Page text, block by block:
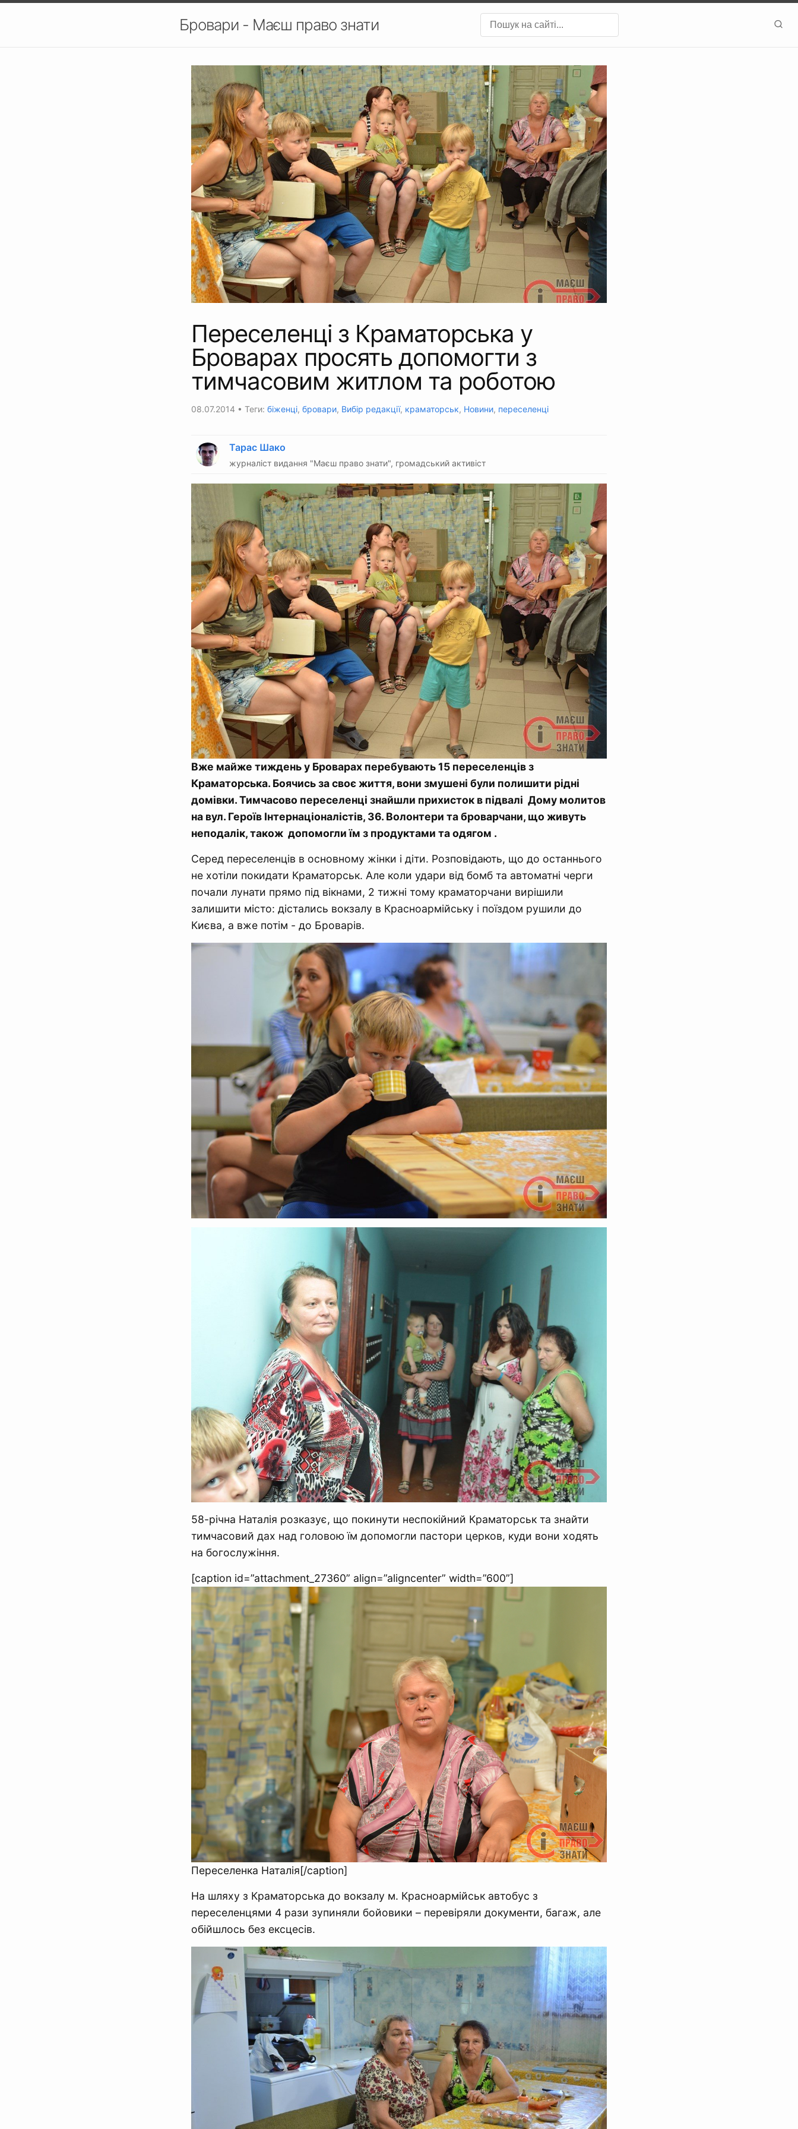
Бровари - Маєш право знати
Переселенці з Краматорська у
Броварах просять допомогти з
тимчасовим житлом та роботою
08.07.2014 • Теги: біженці, бровари, Вибір редакції, краматорськ, Новини, переселенці
Тарас Шако
журналіст видання "Маєш право знати", громадський активіст
Вже майже тиждень у Броварах перебувають 15 переселенців з
Краматорська. Боячись за своє життя, вони змушені були полишити рідні
домівки. Тимчасово переселенці знайшли прихисток в підвалі Дому молитов
на вул. Героїв Інтернаціоналістів, 36. Волонтери та броварчани, що живуть
неподалік, також допомогли їм з продуктами та одягом .
Серед переселенців в основному жінки і діти. Розповідають, що до останнього
не хотіли покидати Краматорськ. Але коли удари від бомб та автоматні черги
почали лунати прямо під вікнами, 2 тижні тому краматорчани вирішили
залишити місто: дістались вокзалу в Красноармійську і поїздом рушили до
Києва, а вже потім - до Броварів.
58-річна Наталія розказує, що покинути неспокійний Краматорськ та знайти
тимчасовий дах над головою їм допомогли пастори церков, куди вони ходять
на богослужіння.
[caption id=”attachment_27360” align=”aligncenter” width=”600”]
Переселенка Наталія[/caption]
На шляху з Краматорська до вокзалу м. Красноармійськ автобус з
переселенцями 4 рази зупиняли бойовики – перевіряли документи, багаж, але
обійшлось без ексцесів.